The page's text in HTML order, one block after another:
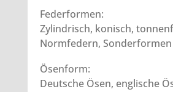
Federformen:
Zylindrisch, konisch,
Normfedern, Sonderformen
Ösenform:
Deutsche Ösen, englische